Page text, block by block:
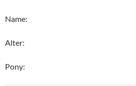
Name:
Alter:
Pony: